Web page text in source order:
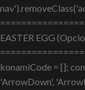
EASTER EGG
konamiCode = [];
'ArrowDown',